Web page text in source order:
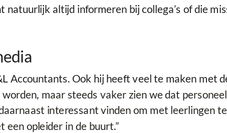
altijd informeren bij collega’s of die
Accountants. Ook hij heeft veel te maken met
maar steeds vaker zien we dat
interessant vinden om met leerlingen
opleider in de buurt.”